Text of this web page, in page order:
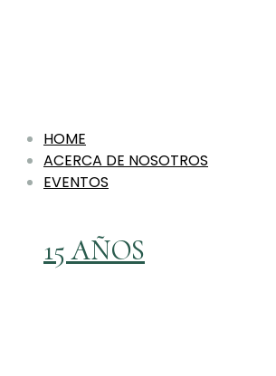
HOME
ACERCA DE NOSOTROS
EVENTOS
15 AÑOS